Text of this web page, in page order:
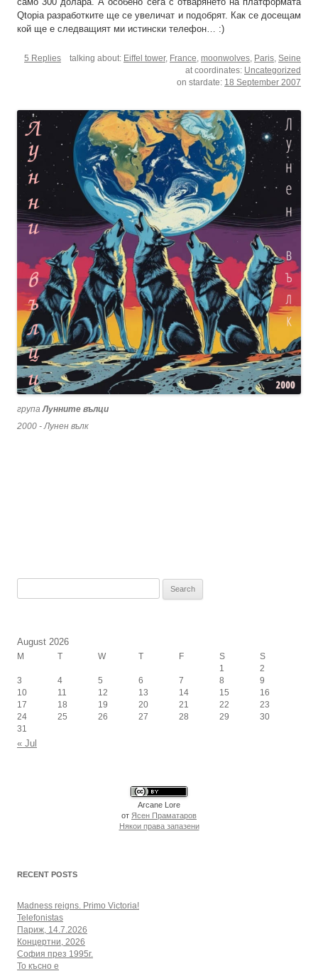
Qtopia разработките ще се увеличат и подобрят. Как се досещам
кой ще е следващият ми истински телефон… :)
5 Replies talking about: Eiffel tower, France moonwolves Paris Seine
at coordinates: Uncategorized
on stardate: 18 September 2007
групаЛунните вълци
2000 - Лунен вълк
August 2026
M T W T F S
S
1
2
3
4 5 6 7 8
9
10
11 12 13 14 15
16
17
18 19 20 21 22
23
24
25 26 27 28 29
30
31
« Jul
Arcane Lore
от Ясен Праматаров
Някои права запазени
RECENT POSTS
Madness reigns. Primo Victoria!
Telefonistas
Париж, 14.7.2026
Концертни, 2026
София през 1995г.
То късно е